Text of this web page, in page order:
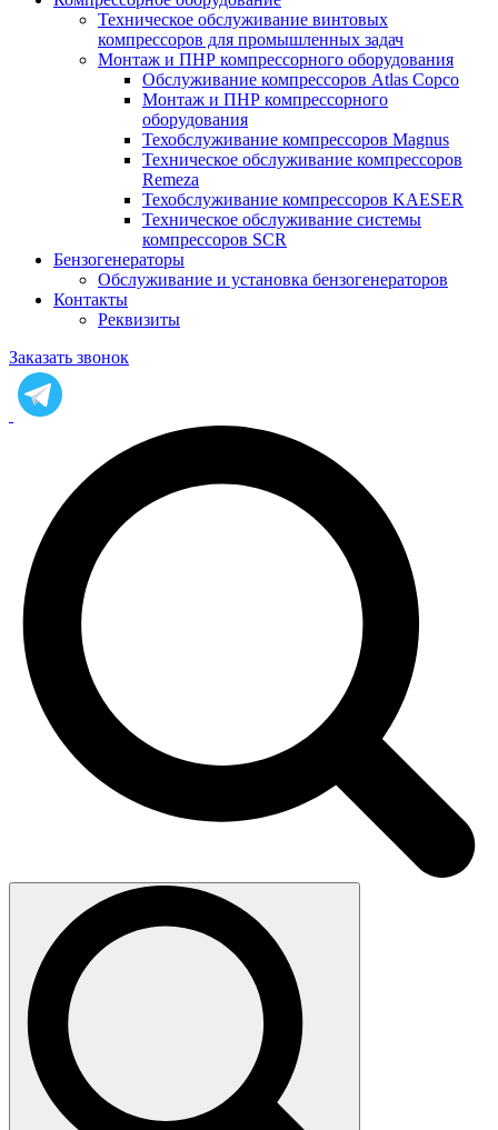
Техническое обслуживание винтовых
компрессоров для промышленных задач
Монтаж и ПНР компрессорного оборудования
Обслуживание компрессоров Atlas Copco
Монтаж и ПНР компрессорного
оборудования
Техобслуживание компрессоров Magnus
Техническое обслуживание компрессоров
Remeza
Техобслуживание компрессоров KAESER
Техническое обслуживание системы
компрессоров SCR
Бензогенераторы
Обслуживание и установка бензогенераторов
Контакты
Реквизиты
Заказать звонок